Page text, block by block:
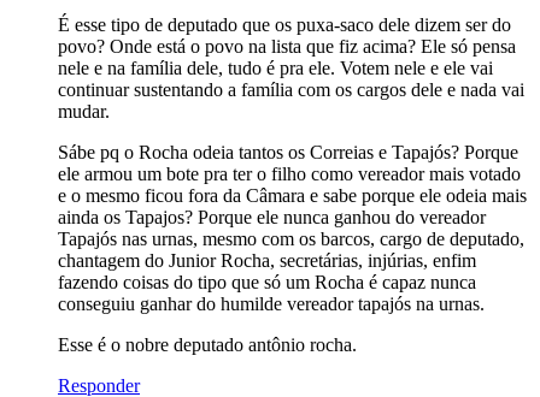
É esse tipo de deputado que os puxa-saco dele dizem ser do
povo? Onde está o povo na lista que fiz acima? Ele só pensa
nele e na família dele, tudo é pra ele. Votem nele e ele vai
continuar sustentando a família com os cargos dele e nada vai
mudar.
Sábe pq o Rocha odeia tantos os Correias e Tapajós? Porque
ele armou um bote pra ter o filho como vereador mais votado
e o mesmo ficou fora da Câmara e sabe porque ele odeia mais
ainda os Tapajos? Porque ele nunca ganhou do vereador
Tapajós nas urnas, mesmo com os barcos, cargo de deputado,
chantagem do Junior Rocha, secretárias, injúrias, enfim
fazendo coisas do tipo que só um Rocha é capaz nunca
conseguiu ganhar do humilde vereador tapajós na urnas.
Esse é o nobre deputado antônio rocha.
Responder